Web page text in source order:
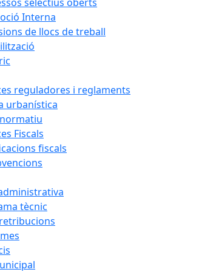
Interna
de llocs de treball
reguladores i reglaments
urbanística
Fiscals
fiscals
tècnic